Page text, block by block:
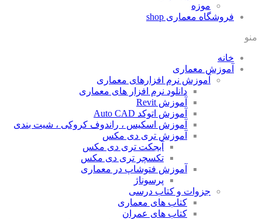
موزه
فروشگاه معماری shop
منو
خانه
آموزش معماری
آموزش نرم افزارهای معماری
دانلود نرم افزار های معماری
آموزش Revit
آموزش اتوکد Auto CAD
آموزش اسکیس ، راندوف کروکی ، شیت بندی
آموزش تری دی مکس
آبجکت تری دی مکس
تکسچر تری دی مکس
آموزش فتوشاپ در معماری
پرسوناژ
جزوات و کتاب درسی
کتاب های معماری
کتاب های عمران